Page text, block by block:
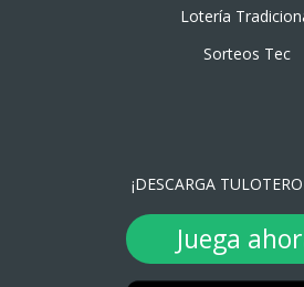
Lotería
Sorteos Tec
¡DESCARGA
Juega